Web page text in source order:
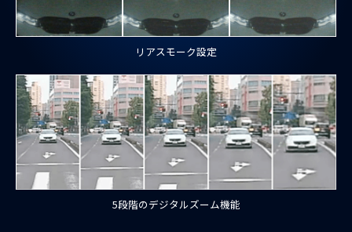
リアスモーク設定
5段階のデジタルズーム機能